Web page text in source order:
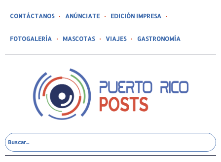
CONTÁCTANOS ANÚNCIATE EDICIÓN IMPRESA
FOTOGALERÍA MASCOTAS VIAJES GASTRONOMÍA